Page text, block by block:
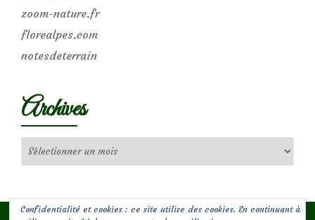
zoom-nature.fr
florealpes.com
notesdeterrain
Archives
Confidentialité et cookies : ce site utilise des cookies. En continuant à